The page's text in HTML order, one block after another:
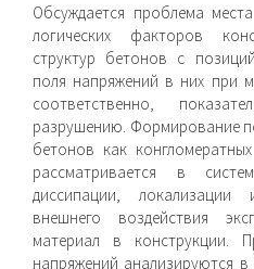
Обсуждается проблема
логических факторов
структур бетонов с
поля напряжений в них при
соответственно,
разрушению. Формирование
бетонов как
рассматривается в
диссипации, локализации
внешнего воздействия
материал в конструкции.
напряже­ний анализируются